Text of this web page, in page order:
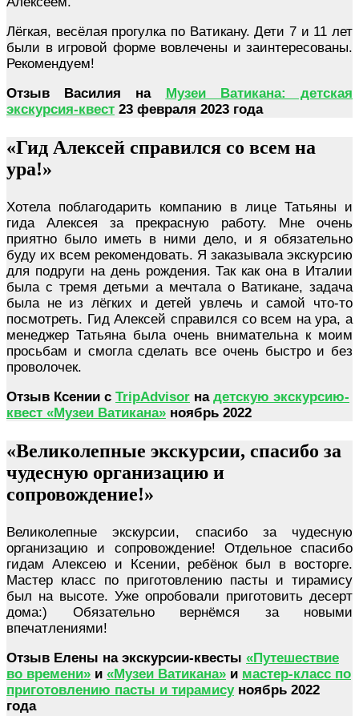
Лёгкая, весёлая прогулка по Ватикану. Дети 7 и 11 лет
были в игровой форме вовлечены и заинтересованы.
Рекомендуем!
Отзыв Василия на
Музеи Ватикана: детская
экскурсия-квест 23 февраля 2023 года
«Гид Алексей справился со всем на
ура!»
Хотела поблагодарить компанию в лице Татьяны и
гида Алексея за прекрасную работу. Мне очень
приятно было иметь в ними дело, и я обязательно
буду их всем рекомендовать. Я заказывала экскурсию
для подруги на день рождения. Так как она в Италии
была с тремя детьми а мечтала о Ватикане, задача
была не из лёгких и детей увлечь и самой что-то
посмотреть. Гид Алексей справился со всем на ура, а
менеджер Татьяна была очень внимательна к моим
просьбам и смогла сделать все очень быстро и без
проволочек.
Отзыв Ксении с TripAdvisor на детскую экскурсию-
квест «Музеи Ватикана» ноябрь 2022
«Великолепные экскурсии, спасибо за
чудесную организацию и
сопровождение!»
Великолепные экскурсии, спасибо за чудесную
организацию и сопровождение! Отдельное спасибо
гидам Алексею и Ксении, ребёнок был в восторге.
Мастер класс по приготовлению пасты и тирамису
был на высоте. Уже опробовали приготовить десерт
дома:) Обязательно вернёмся за новыми
впечатлениями!
Отзыв Елены на экскурсии-квесты «Путешествие
во времени» и «Музеи Ватикана» и мастер-класс по
приготовлению пасты и тирамисуноябрь 2022
года